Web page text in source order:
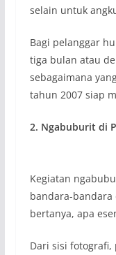
selain untuk
Bagi pelanggar
tiga bulan atau
sebagaimana
tahun 2007 siap
2. Ngabuburit di
Kegiatan
bandara-bandara
bertanya, apa
Dari sisi